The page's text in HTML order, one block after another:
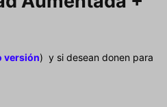
versión) y si desean donen para